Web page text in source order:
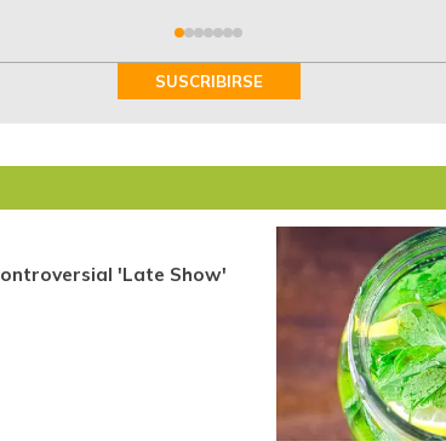
SUSCRIBIRSE